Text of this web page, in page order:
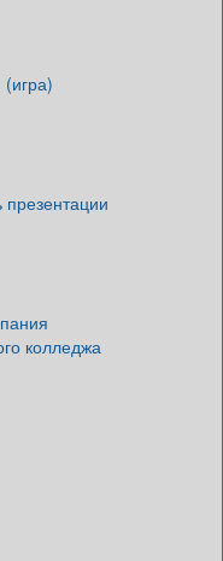
презентации
колледжа